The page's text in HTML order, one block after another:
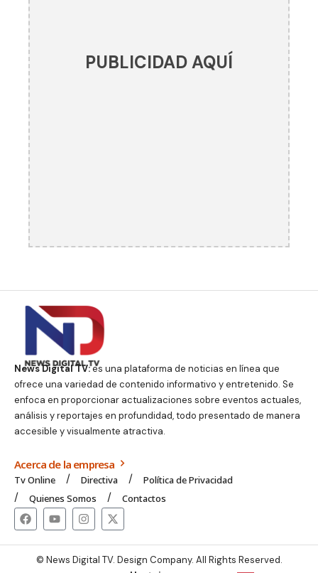
PUBLICIDAD AQUÍ
News Digital TV:es una plataforma de noticias en línea que
ofrece una variedad de contenido informativo y entretenido. Se
enfoca en proporcionar actualizaciones sobre eventos actuales,
análisis y reportajes en profundidad, todo presentado de manera
accesible y visualmente atractiva.
Acerca de la empresa
Tv Online Directiva
Política de Privacidad
Quienes Somos
Contactos
© News Digital TV. Design Company. All Rights Reserved.